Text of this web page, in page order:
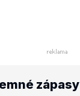
zápasy